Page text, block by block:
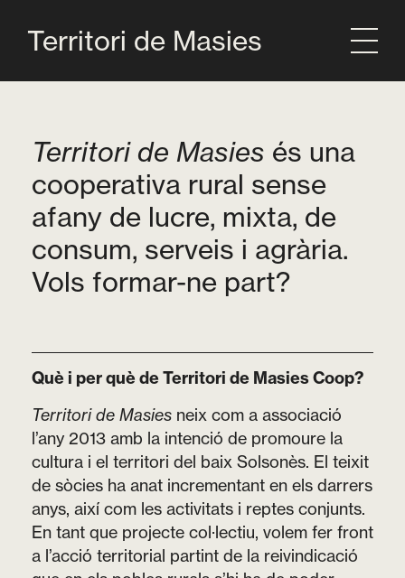
Territori de Masies
Territori de Masies és una
cooperativa rural sense
afany de lucre, mixta, de
consum, serveis i agrària.
Vols formar-ne part?
Què i per què de Territori de Masies Coop?
Territori de Masiesneix com a associació
l’any 2013 amb la intenció de promoure la
cultura i el territori del baix Solsonès. El teixit
de sòcies ha anat incrementant en els darrers
anys, així com les activitats i reptes conjunts.
En tant que projecte col·lectiu, volem fer front
a l’acció territorial partint de la reivindicació